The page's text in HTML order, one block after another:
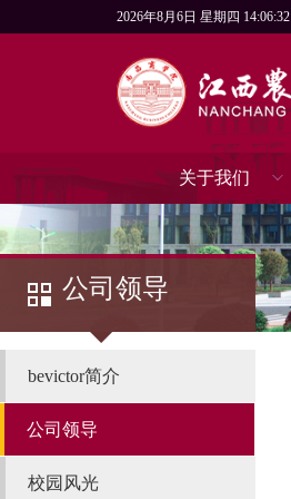
2026年8月6日 星期四 14:06:32
关于我们
公司领导
bevictor简介
公司领导
校园风光